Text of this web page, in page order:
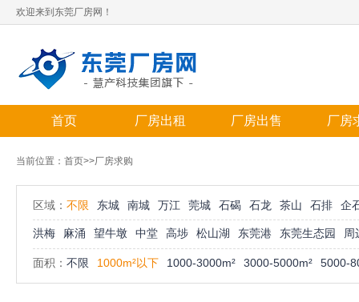
欢迎来到东莞厂房网！
首页 厂房出租 厂房出售 厂房
当前位置： 首页>>厂房求购
区域： 不限 东城 南城 万江 莞城 石碣 石龙 茶山 石排 企
洪梅 麻涌 望牛墩 中堂 高埗 松山湖 东莞港 东莞生态园 周
面积： 不限 1000m²以下 1000-3000m² 3000-5000m² 5000-